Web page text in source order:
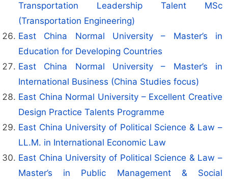
Transportation Leadership Talent MSc
(Transportation Engineering)
East China Normal University – Master’s in
Education for Developing Countries
East China Normal University – Master’s in
International Business (China Studies focus)
East China Normal University – Excellent Creative
Design Practice Talents Programme
East China University of Political Science & Law –
LL.M. in International Economic Law
East China University of Political Science & Law –
Master’s in Public Management & Social